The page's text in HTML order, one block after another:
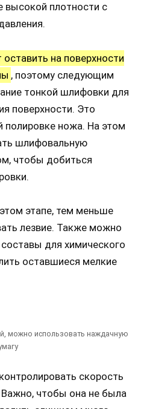
высокой плотности с
на поверхности
, поэтому следующим
тонкой шлифовки для
поверхности. Это
полировке ножа. На этом
шлифовальную
чтобы добиться
этапе, тем меньше
лезвие. Также можно
для химического
оставшиеся мелкие
можно использовать наждачную
скорость
чтобы она не была